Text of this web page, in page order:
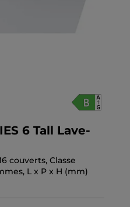
6 Tall Lave-
couverts, Classe
L x P x H (mm)